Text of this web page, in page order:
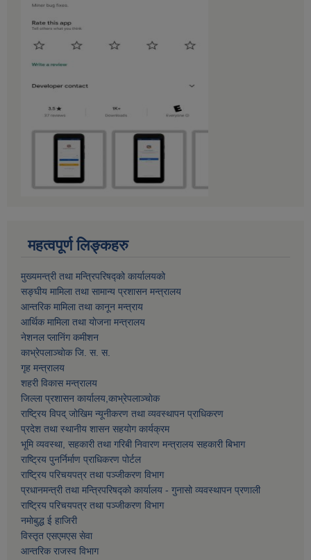
महत्वपूर्ण लिङ्कहरु
मुख्यमन्त्री तथा मन्त्रिपरिषद्को कार्यालयको
सङ्घीय मामिला तथा सामान्य प्रशासन मन्त्रालय
आन्तरिक मामिला तथा कानून मन्त्राय
आर्थिक मामिला तथा याेजना मन्त्रालय
नेशनल प्लानिंग कमीशन
काभ्रेपलाञ्चाेक जि. स. स.
गृह मन्त्रालय
शहरी विकास मन्त्रालय
जिल्ला प्रशासन कार्यालय,काभ्रेपलाञ्चाेक
राष्ट्रिय विपद् जोखिम न्यूनीकरण तथा व्यवस्थापन प्राधिकरण
प्रदेश तथा स्थानीय शासन सहयोग कार्यक्रम
भूमि व्यवस्था, सहकारी तथा गरिबी निवारण मन्त्रालय सहकारी बिभाग
राष्ट्रिय पुनर्निर्माण प्राधिकरण पोर्टल
राष्ट्रिय परिचयपत्र तथा पञ्जीकरण विभाग
प्रधानमन्त्री तथा मन्त्रिपरिषद्को कार्यालय - गुनासो व्यवस्थापन प्रणाली
राष्ट्रिय परिचयपत्र तथा पञ्जीकरण विभाग
नमाेबुद्ध ई हाजिरी
विस्तृत एसएमएस सेवा
आन्तरिक राजस्व विभाग